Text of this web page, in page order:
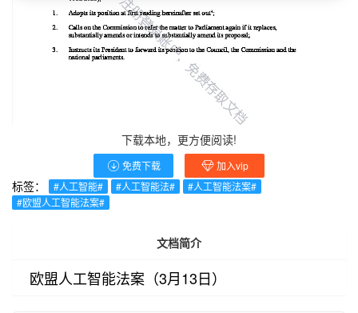
下载本地，更方便阅读!
免费下载 加入vip
标签： #人工智能# #人工智能法#
#人工智能法案#
#欧盟人工智能法案#
文档简介
欧盟人工智能法案（3月13日）